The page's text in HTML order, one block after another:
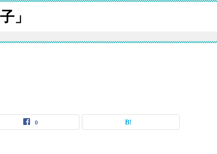
」
0